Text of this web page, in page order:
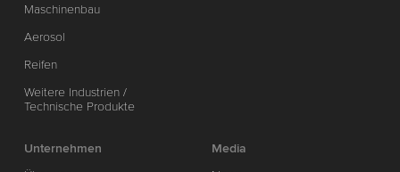
Maschinenbau
Aerosol
Reifen
Weitere Industrien /
Technische Produkte
Unternehmen
Media